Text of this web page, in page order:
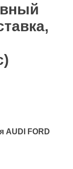
AUDI FORD